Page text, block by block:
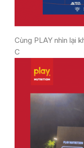
Cùng PLAY nhìn lại
C